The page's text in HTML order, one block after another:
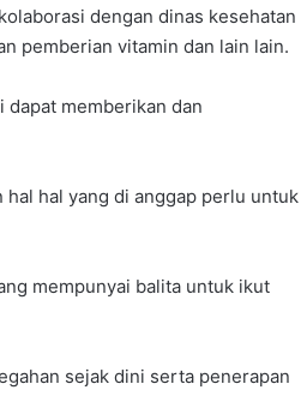
dengan dinas kesehatan
pemberian vitamin dan lain lain.
dapat memberikan dan
hal hal yang di anggap perlu untuk
mempunyai balita untuk ikut
sejak dini serta penerapan